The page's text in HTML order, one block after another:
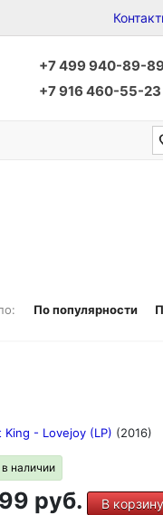
+7 499 940-89-
+7 916 460-55-23
По популярности
King - Lovejoy (LP) (2016)
в наличии
руб. В корзину